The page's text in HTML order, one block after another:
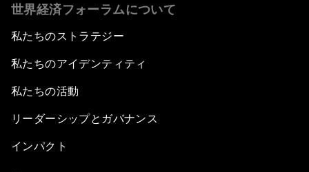
世界経済フォーラムについて
私たちのストラテジー
私たちのアイデンティティ
私たちの活動
リーダーシップとガバナンス
インパクト